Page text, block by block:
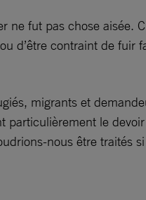
fut pas chose aisée.
d’être contraint de fuir
migrants et
le
nous être traités